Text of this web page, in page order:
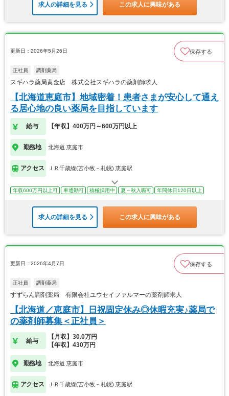
求人の詳細を見る この求人に興味がある
更新日：2026年5月26日 保存する
正社員 調剤薬局
スギハラ薬局黄金店 株式会社スギハラの薬剤師求人
【北海道恵庭市】地域密着！患者さまが安心して通え
る居心地の良い薬局を目指しています
給与 【年収】400万円～600万円以上
勤務地 北海道 恵庭市
アクセス ＪＲ千歳線(苫小牧－札幌) 恵庭駅
年収600万円以上可 車通勤可 積極採用中 夏～秋入職可 年間休日120日以上
求人の詳細を見る この求人に興味がある
更新日：2026年4月7日 保存する
正社員 調剤薬局
すずらん調剤薬局 有限会社ユウセイファルマーの薬剤師求人
【北海道／恵庭市】日祝固定休み◎休暇充実♪薬局で
の薬剤師募集＜正社員＞
給与
【月収】30.0万円
【年収】430万円
勤務地 北海道 恵庭市
アクセス ＪＲ千歳線(苫小牧－札幌) 恵庭駅